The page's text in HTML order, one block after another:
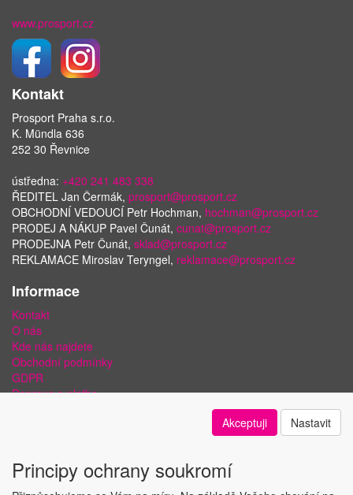
www.prosport.cz
Kontakt
Prosport Praha s.r.o.
K. Mündla 636
252 30 Řevnice
ústředna: +420 241 483 338
ŘEDITEL Jan Čermák, prosport@prosport.cz
OBCHODNÍ VEDOUCÍ Petr Hochman, hochman@prosport.cz
PRODEJ A NÁKUP Pavel Čunát, cunat@prosport.cz
PRODEJNA Petr Čunát, sklad@prosport.cz
REKLAMACE Miroslav Teryngel, reklamace@prosport.cz
Informace
Kontakt
O nás
Kde nás najdete
Obchodní podmínky
GDPR
Doprava a platba
Akceptuji Nastavit
Principy ochrany soukromí